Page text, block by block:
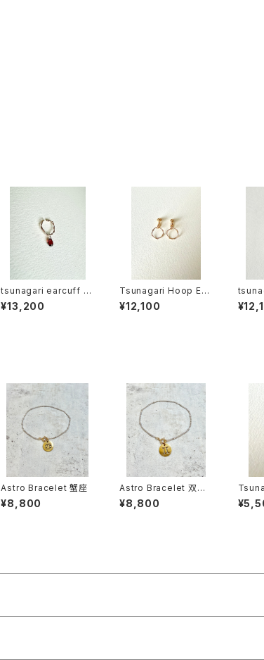
tsunagari earcuff wi
th gemstone ガーネ
ット
¥13,200
Tsunagari Hoop Ear
ring (SS)
¥12,100
ith
キー
Astro Bracelet 蟹座
¥8,800
Astro Bracelet 双子
座
¥8,800